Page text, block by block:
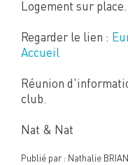
Logement sur place.
Regarder le lien :
Accueil
Réunion
club.
Nat & Nat
Publié par : Nathalie